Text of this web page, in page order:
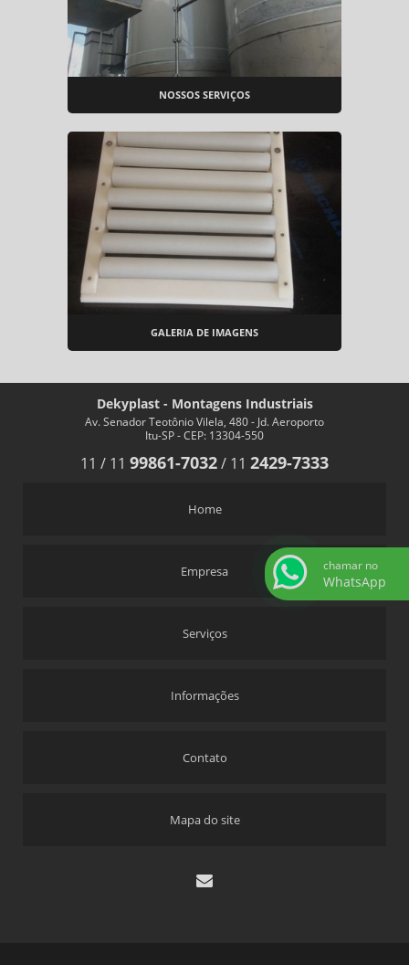
NOSSOS SERVIÇOS
GALERIA DE IMAGENS
Dekyplast - Montagens Industriais
Av. Senador Teotônio Vilela, 480 - Jd. Aeroporto
Itu-SP - CEP: 13304-550
11 / 11 99861-7032/ 11 2429-7333
Home
Empresa
Serviços
Informações
Contato
Mapa do site
chamar no
WhatsApp